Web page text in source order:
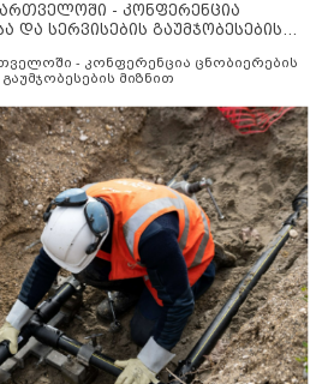
- კონფერენცია
და სერვისების გაუმჯობესების
- კონფერენცია ცნობიერების
მიზნით